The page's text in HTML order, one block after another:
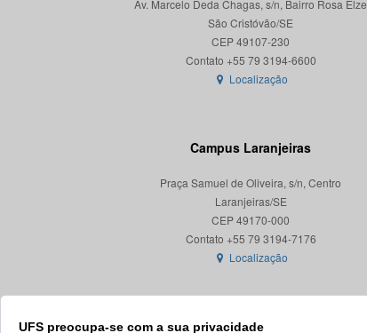
UFS preocupa-se com a sua privacidade
Av. Marcelo Deda Chagas, s/n, Bairro Rosa Elze
São Cristóvão/SE
CEP 49107-230
Localização
Campus Laranjeiras
Praça Samuel de Oliveira, s/n, Centro
Laranjeiras/SE
CEP 49170-000
Localização